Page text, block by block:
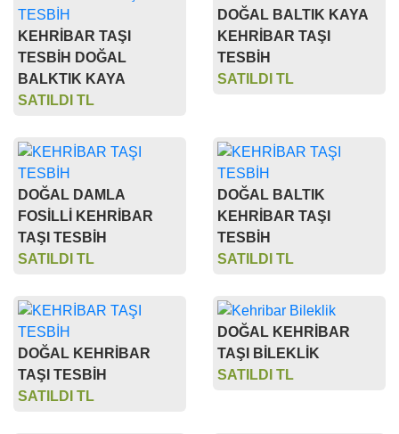
KEHRİBAR TAŞI
TESBİH DOĞAL
BALKTIK KAYA
SATILDI TL
DOĞAL BALTIK KAYA
KEHRİBAR TAŞI
TESBİH
SATILDI TL
DOĞAL DAMLA
FOSİLLİ KEHRİBAR
TAŞI TESBİH
SATILDI TL
DOĞAL BALTIK
KEHRİBAR TAŞI
TESBİH
SATILDI TL
DOĞAL KEHRİBAR
TAŞI TESBİH
SATILDI TL
DOĞAL KEHRİBAR
TAŞI BİLEKLİK
SATILDI TL